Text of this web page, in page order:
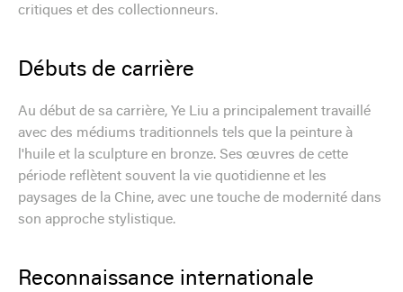
critiques et des collectionneurs.
Débuts de carrière
Au début de sa carrière, Ye Liu a principalement travaillé
avec des médiums traditionnels tels que la peinture à
l'huile et la sculpture en bronze. Ses œuvres de cette
période reflètent souvent la vie quotidienne et les
paysages de la Chine, avec une touche de modernité dans
son approche stylistique.
Reconnaissance internationale